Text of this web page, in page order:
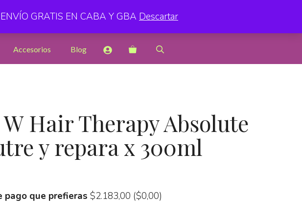
Accesorios Blog
Hair Therapy Absolute
y repara x 300ml
pago que prefieras $2.183,00 ($0,00)
GRATIS EN CABA Y GBA Descartar